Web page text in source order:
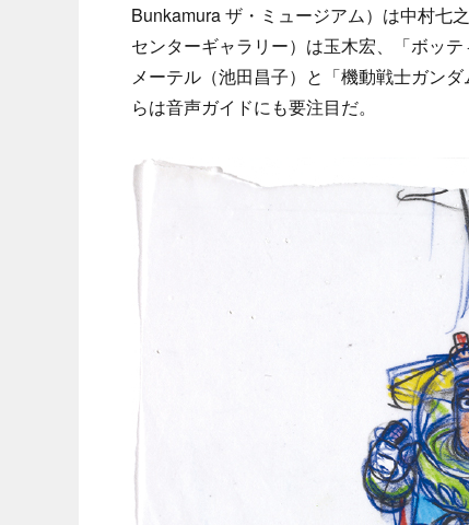
Bunkamura ザ・ミュージアム）は中村七
センターギャラリー）は玉木宏、「ボッ
メーテル（池田昌子）と「機動戦士ガン
らは音声ガイドにも要注目だ。